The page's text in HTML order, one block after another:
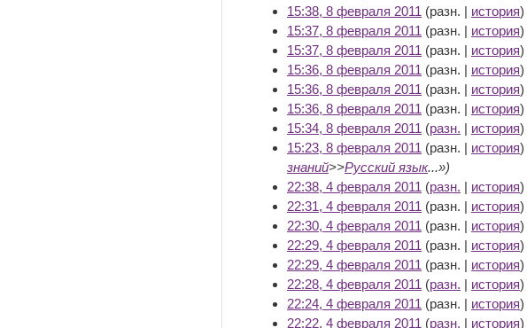
15:38, 8 февраля 2011 (разн. | история)
15:37, 8 февраля 2011 (разн. | история)
15:37, 8 февраля 2011 (разн. | история)
15:36, 8 февраля 2011 (разн. | история)
15:36, 8 февраля 2011 (разн. | история)
15:36, 8 февраля 2011 (разн. | история)
15:34, 8 февраля 2011 (разн. | история)
15:23, 8 февраля 2011 (разн. | история)
знаний>>Русский язык...»)
22:38, 4 февраля 2011 (разн. | история)
22:31, 4 февраля 2011 (разн. | история)
22:30, 4 февраля 2011 (разн. | история)
22:29, 4 февраля 2011 (разн. | история)
22:29, 4 февраля 2011 (разн. | история)
22:28, 4 февраля 2011 (разн. | история)
22:24, 4 февраля 2011 (разн. | история)
22:22, 4 февраля 2011 (разн. | история)